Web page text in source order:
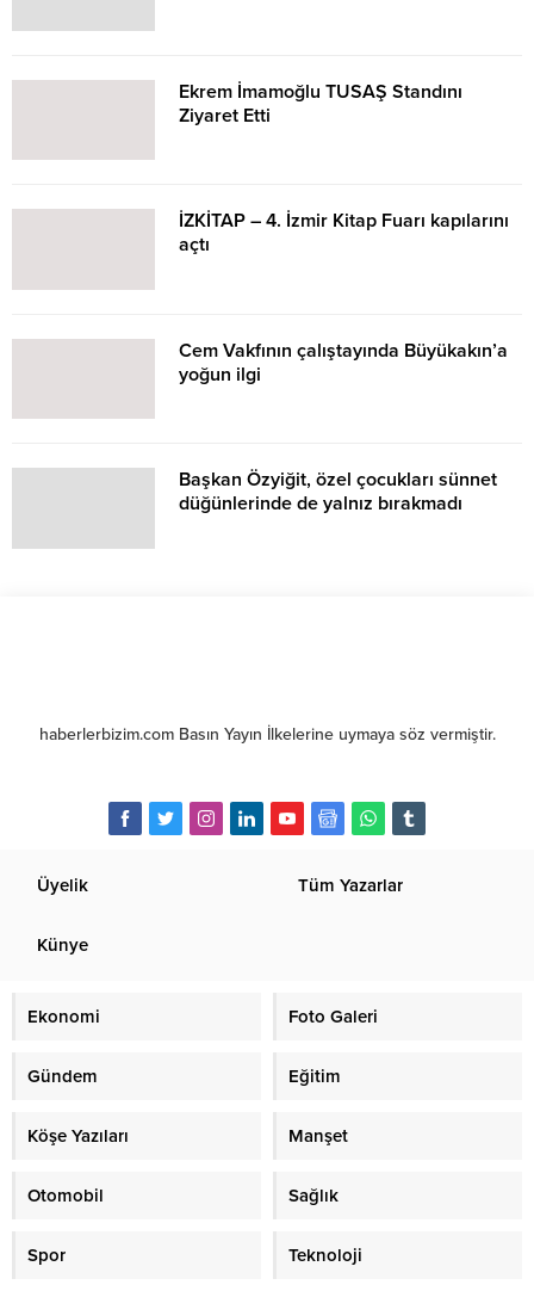
Ekrem İmamoğlu TUSAŞ Standını
Ziyaret Etti
İZKİTAP – 4. İzmir Kitap Fuarı kapılarını
açtı
Cem Vakfının çalıştayında Büyükakın’a
yoğun ilgi
Başkan Özyiğit, özel çocukları sünnet
düğünlerinde de yalnız bırakmadı
haberlerbizim.com Basın Yayın İlkelerine uymaya söz vermiştir.
Üyelik Tüm Yazarlar
Künye
Ekonomi Foto Galeri
Gündem Eğitim
Köşe Yazıları Manşet
Otomobil Sağlık
Spor Teknoloji